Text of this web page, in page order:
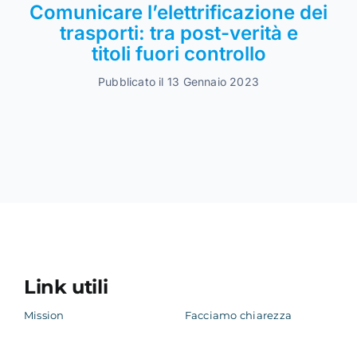
Comunicare l’elettrificazione dei
trasporti: tra post-verità e
titoli fuori controllo
Pubblicato il 13 Gennaio 2023
Link utili
Mission Facciamo chiarezza